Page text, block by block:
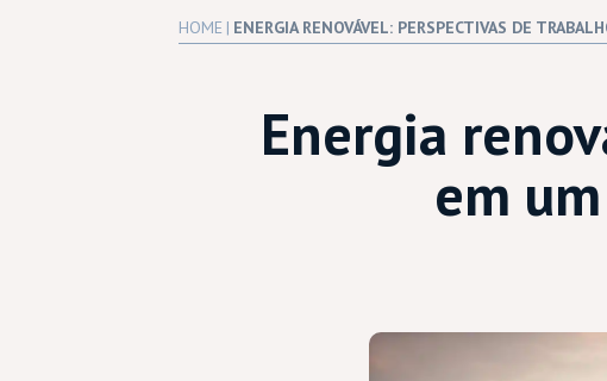
HOME | ENERGIA RENOVÁVEL: PERSPECTIVAS DE
Energia
em